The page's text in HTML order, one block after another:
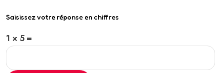
Saisissez votre réponse en chiffres
1 × 5 =